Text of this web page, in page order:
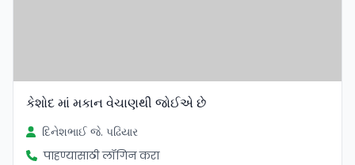
કેશોદ માં મકાન વેચાણથી જોઈએ છે
દિનેશભાઈ જે. પઢિયાર
पाहण्यासाठी लॉगिन करा